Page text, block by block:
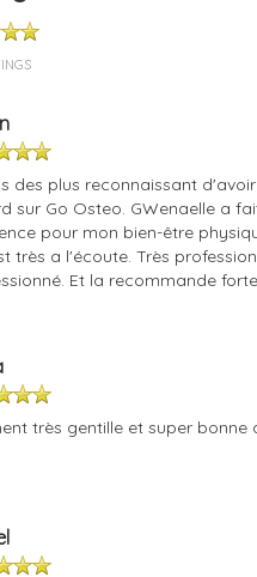
des plus reconnaissant
sur Go Osteo. GWenaelle a
pour mon bien-être
très a l'écoute. Très
Et la recommande
très gentille et super bonne